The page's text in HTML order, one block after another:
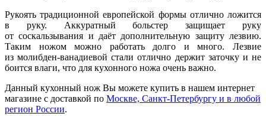
Рукоять традиционной европейской формы отлично ложится
в руку. Аккуратный больстер защищает руку
от соскальзывания и даёт дополнительную защиту лезвию.
Таким ножом можно работать долго и много. Лезвие
из молибден-ванадиевой стали отлично держит заточку и не
боится влаги, что для кухонного ножа очень важно.
Данный кухонный нож Вы можете купить в нашем интернет
магазине с доставкой по Москве, Санкт-Петербургу и в любой
регион России.